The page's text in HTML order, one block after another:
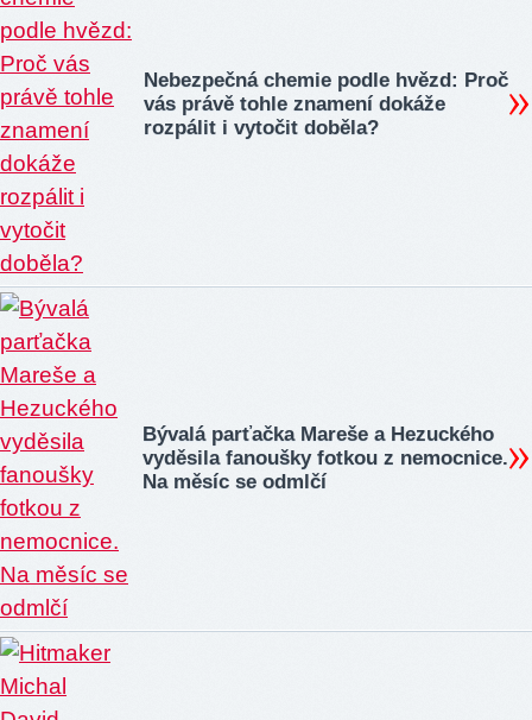
Nebezpečná chemie podle hvězd: Proč
vás právě tohle znamení dokáže
rozpálit i vytočit doběla?
Bývalá parťačka Mareše a Hezuckého
vyděsila fanoušky fotkou z nemocnice.
Na měsíc se odmlčí